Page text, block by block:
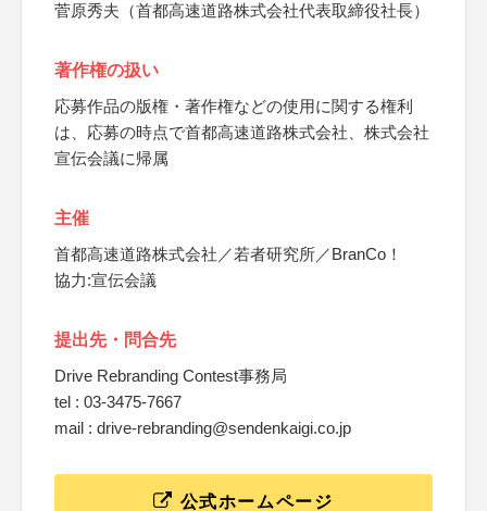
菅原秀夫（首都高速道路株式会社代表取締役社長）
著作権の扱い
応募作品の版権・著作権などの使用に関する権利
は、応募の時点で首都高速道路株式会社、株式会社
宣伝会議に帰属
主催
首都高速道路株式会社／若者研究所／BranCo！
協力:宣伝会議
提出先・問合先
Drive Rebranding Contest事務局
tel : 03-3475-7667
mail : drive-rebranding@sendenkaigi.co.jp
公式ホームページ